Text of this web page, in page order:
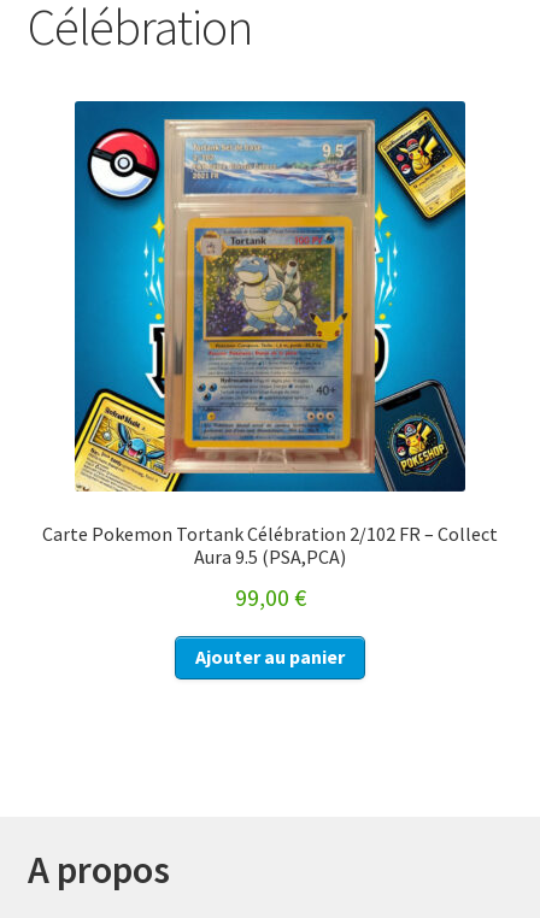
Célébration
Carte Pokemon Tortank Célébration 2/102 FR – Collect
Aura 9.5 (PSA,PCA)
99,00 €
Ajouter au panier
A propos